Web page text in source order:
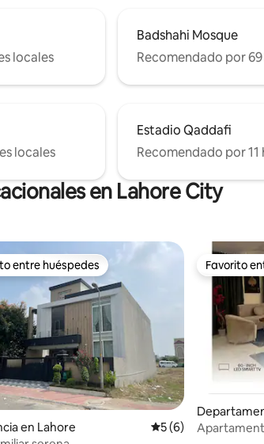
locales
Badshahi Mosque
Recomendado por
locales
Estadio Qaddafi
Recomendado por
en Lahore City
entre huéspedes
entre huéspedes
en Lahore Calificación
5 (6)
Favorito
Favorito